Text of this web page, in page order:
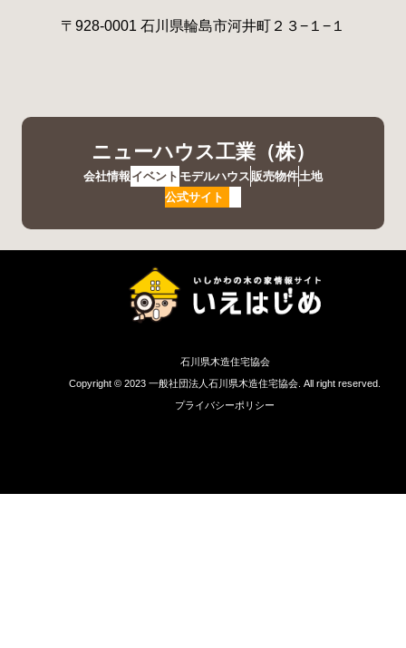
〒928-0001 石川県輪島市河井町２３−１−１
ニューハウス工業（株）
会社情報 イベント モデルハウス販売物件土地
公式サイト
石川県木造住宅協会
Copyright © 2023 一般社団法人石川県木造住宅協会. All right reserved.
プライバシーポリシー